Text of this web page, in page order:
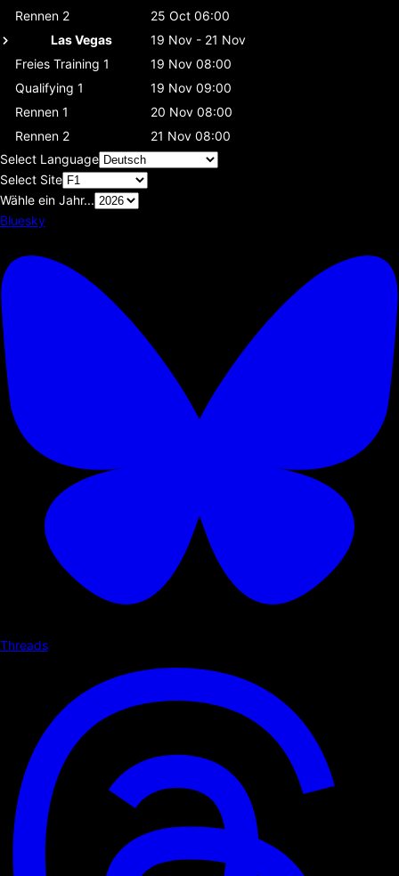
Rennen 2
25 Oct 06:00
Las Vegas
19 Nov - 21 Nov
Freies Training 1
19 Nov 08:00
Qualifying 1
19 Nov 09:00
Rennen 1
20 Nov 08:00
Rennen 2
21 Nov 08:00
Select Language
Select Site
Wähle ein Jahr...
Bluesky
Threads